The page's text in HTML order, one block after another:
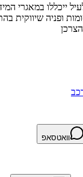
ייכללו במאגרי
ופניה שיווקית
וואטסאפ